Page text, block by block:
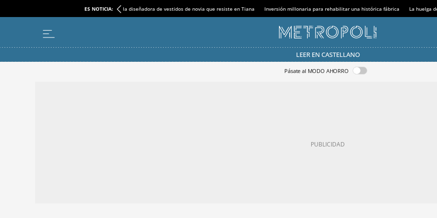
ES NOTICIA: la diseñadora de vestidos de novia que resiste en Tiana Inversión millonaria para rehabilitar una histórica fábrica La huelga
LEER EN CASTELLANO
Pásate al MODO AHORRO